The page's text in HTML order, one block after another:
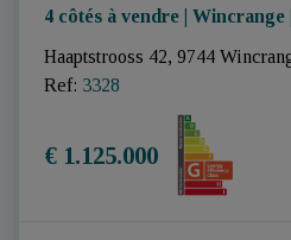
4 côtés à vendre | Wincrange
Haaptstrooss 42, 9744
Ref: 3328
€ 1.125.000